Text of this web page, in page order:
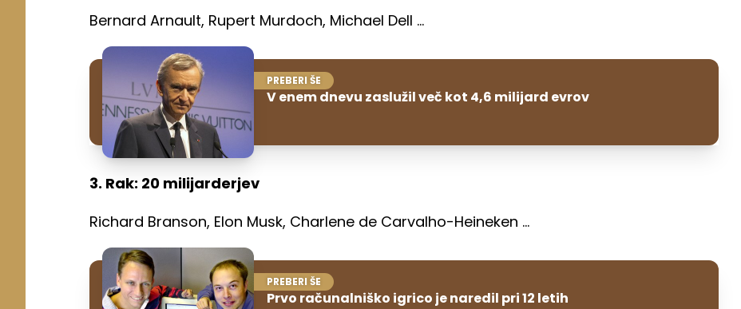
Bernard Arnault, Rupert Murdoch, Michael Dell ...
PREBERI ŠE
V enem dnevu zaslužil več kot 4,6 milijard evrov
3. Rak: 20 milijarderjev
Richard Branson, Elon Musk, Charlene de Carvalho-Heineken ...
PREBERI ŠE
Prvo računalniško igrico je naredil pri 12 letih